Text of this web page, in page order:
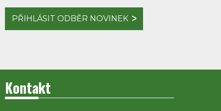
PŘIHLÁSIT ODBĚR NOVINEK
Kontakt